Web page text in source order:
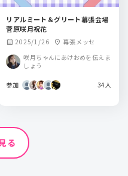
リアルミート＆グリート幕張会場
菅原咲月祝花
calendar_month 2025/1/26 location_on 幕張メッセ
咲月ちゃんにあけおめを伝えま
しょう
参加 34人
る